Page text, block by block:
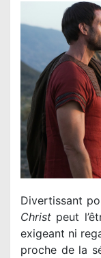
Divertissant
Christ peut
exigeant ni
proche de la